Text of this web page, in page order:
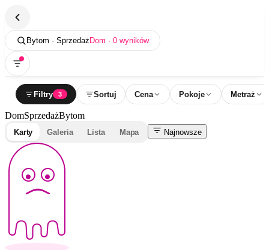
Bytom · Sprzedaż Dom · 0 wyników
Filtry 3 Sortuj Cena Pokoje Metraż
DomSprzedażBytom
Karty Galeria Lista Mapa Najnowsze